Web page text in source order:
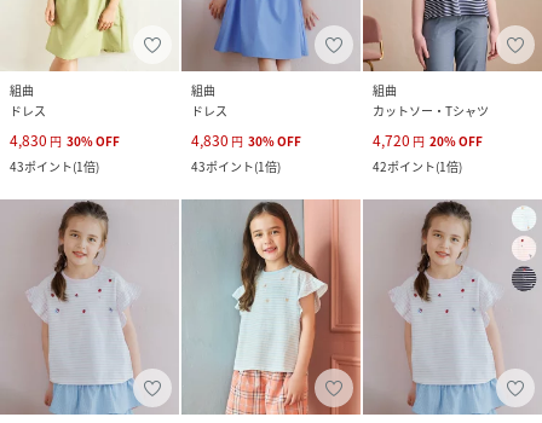
組曲
ドレス
4,830 円 30%OFF
43ポイント(1倍)
組曲
ドレス
4,830 円 30%OFF
43ポイント(1倍)
組曲
カットソー・Tシャツ
4,720 円 20%OFF
42ポイント(1倍)